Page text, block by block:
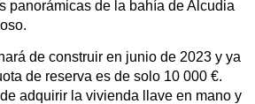
panorámicas de la bahía de Alcudia
de construir en junio de 2023 y ya
de reserva es de solo 10 000 €.
adquirir la vivienda llave en mano y